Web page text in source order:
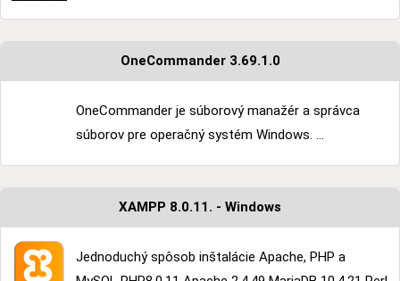
OneCommander 3.69.1.0
OneCommander je súborový manažér a správca
súborov pre operačný systém Windows. ...
XAMPP 8.0.11. - Windows
Jednoduchý spôsob inštalácie Apache, PHP a